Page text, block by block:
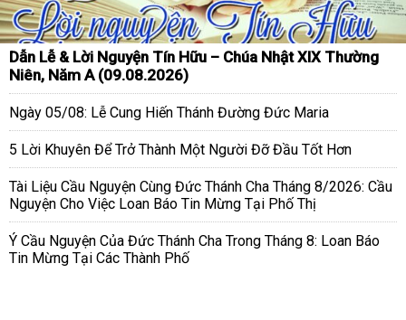
Dẫn Lễ & Lời Nguyện Tín Hữu – Chúa Nhật XIX Thường
Niên, Năm A (09.08.2026)
Ngày 05/08: Lễ Cung Hiến Thánh Đường Đức Maria
5 Lời Khuyên Để Trở Thành Một Người Đỡ Đầu Tốt Hơn
Tài Liệu Cầu Nguyện Cùng Đức Thánh Cha Tháng 8/2026: Cầu
Nguyện Cho Việc Loan Báo Tin Mừng Tại Phố Thị
Ý Cầu Nguyện Của Đức Thánh Cha Trong Tháng 8: Loan Báo
Tin Mừng Tại Các Thành Phố